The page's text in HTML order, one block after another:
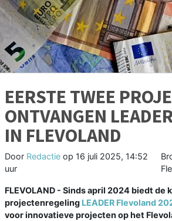
EERSTE TWEE
ONTVANGEN
IN FLEVOLAND
Door Redactie op 16 juli 2025, 14:52
uur
FLEVOLAND - Sinds april 2024 biedt de
projectenregeling LEADER Flevoland
voor innovatieve projecten op het